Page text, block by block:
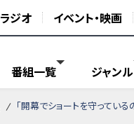
ラジオ イベント・映画
番組一覧 ジャンル
「開幕でショートを守ってい